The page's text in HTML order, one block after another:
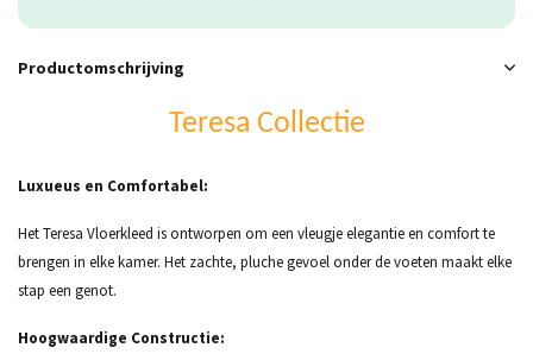
Productomschrijving
Teresa Collectie
Luxueus en Comfortabel:
Het Teresa Vloerkleed is ontworpen om een vleugje elegantie en comfort te
brengen in elke kamer. Het zachte, pluche gevoel onder de voeten maakt elke
stap een genot.
Hoogwaardige Constructie: